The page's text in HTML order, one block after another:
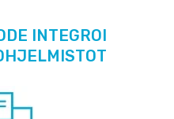
INTEGROI